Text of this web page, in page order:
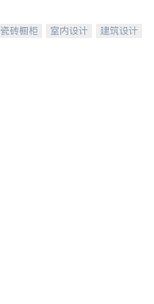
机。品质厨房，家的选择。
瓷砖橱柜 室内设计
建筑设计